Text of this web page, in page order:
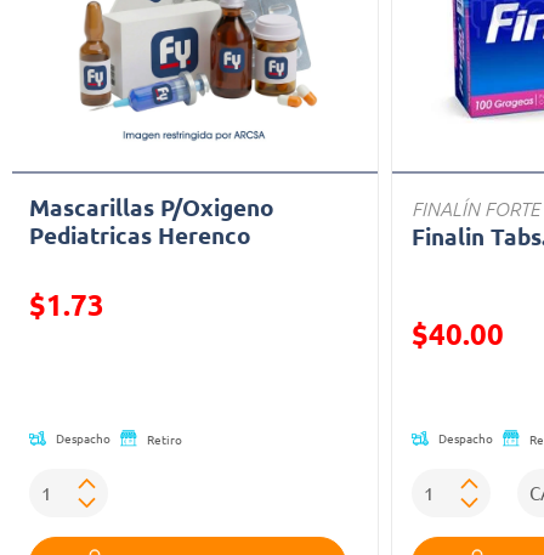
Mascarillas P/Oxigeno
Pediatricas Herenco
Precio reducido de
$1.73
Despacho Retiro
FINALÍN FORTE
Finalin
Precio
$40.00
Despacho